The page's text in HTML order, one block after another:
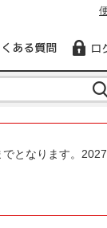
となります。